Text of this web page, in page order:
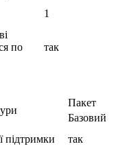
1
по
так
Пакет
Базовий
підтримки
так